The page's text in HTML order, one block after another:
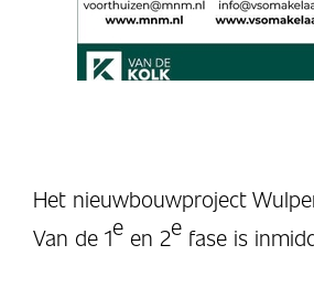
Het nieuwbouwproject
Van de 1e en 2e fase is